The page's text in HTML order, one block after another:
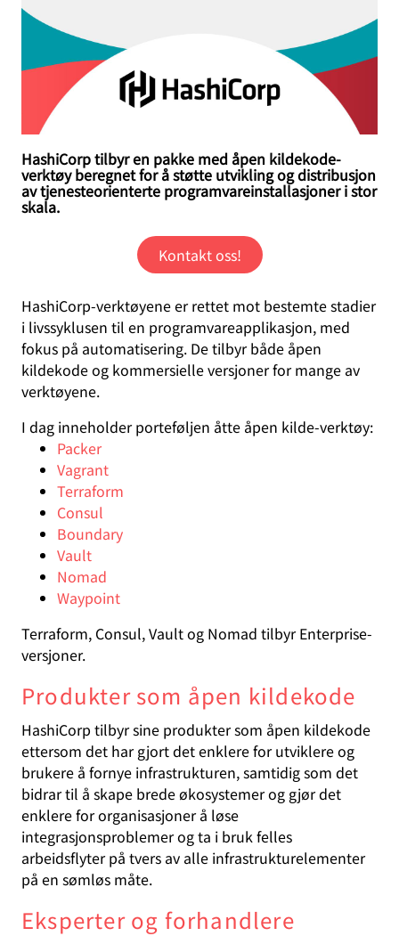
HashiCorp tilbyr en pakke med åpen kildekode-
verktøy beregnet for å støtte utvikling og distribusjon
av tjenesteorienterte programvareinstallasjoner i stor
skala.
Kontakt oss!
HashiCorp-verktøyene er rettet mot bestemte stadier
i livssyklusen til en programvareapplikasjon, med
fokus på automatisering. De tilbyr både åpen
kildekode og kommersielle versjoner for mange av
verktøyene.
I dag inneholder porteføljen åtte åpen kilde-verktøy:
Packer
Vagrant
Terraform
Consul
Boundary
Vault
Nomad
Waypoint
Terraform, Consul, Vault og Nomad tilbyr Enterprise-
versjoner.
Produkter som åpen kildekode
HashiCorp tilbyr sine produkter som åpen kildekode
ettersom det har gjort det enklere for utviklere og
brukere å fornye infrastrukturen, samtidig som det
bidrar til å skape brede økosystemer og gjør det
enklere for organisasjoner å løse
integrasjonsproblemer og ta i bruk felles
arbeidsflyter på tvers av alle infrastrukturelementer
på en sømløs måte.
Eksperter og forhandlere